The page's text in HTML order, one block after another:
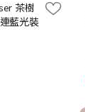
茶樹
藍光裝